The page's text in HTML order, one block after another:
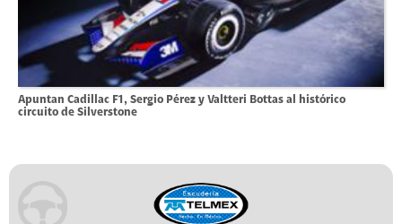
Apuntan Cadillac F1, Sergio Pérez y Valtteri Bottas al histórico
circuito de Silverstone